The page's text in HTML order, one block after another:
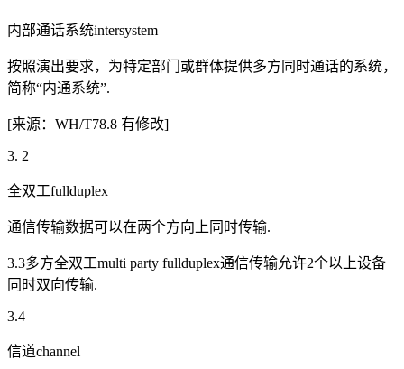
内部通话系统intersystem
按照演出要求，为特定部门或群体提供多方同时通话的系统，
简称“内通系统”.
[来源：WH/T78.8 有修改]
3. 2
全双工fullduplex
通信传输数据可以在两个方向上同时传输.
3.3多方全双工multi party fullduplex通信传输允许2个以上设备
同时双向传输.
3.4
信道channel